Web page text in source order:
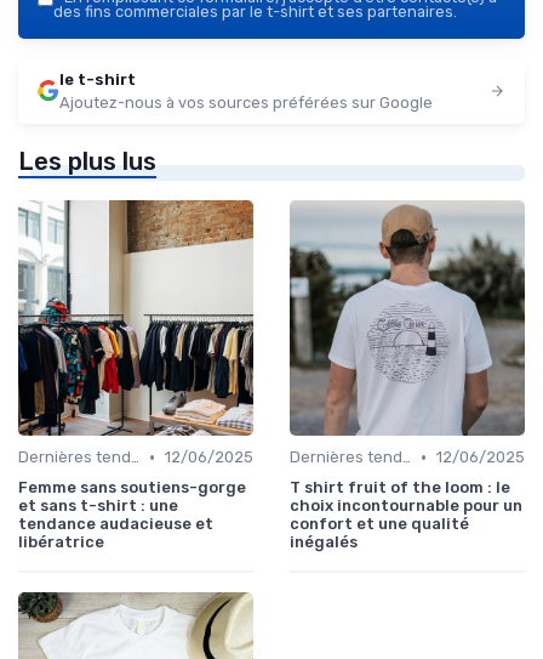
des fins commerciales par le t-shirt et ses partenaires.
le t-shirt
Ajoutez-nous à vos sources préférées sur Google
Les plus lus
Dernières tendances • 12/06/2025
Femme sans soutiens-gorge
et sans t-shirt : une
tendance audacieuse et
libératrice
Dernières tendances • 12/06/2025
T shirt fruit of the loom : le
choix incontournable pour un
confort et une qualité
inégalés